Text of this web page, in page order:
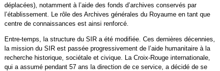
déplacées), notamment à l’aide des fonds d’archives conservés par
l’établissement. Le rôle des Archives générales du Royaume en tant que
centre de connaissances est ainsi renforcé.
Entre-temps, la structure du SIR a été modifiée. Ces dernières décennies,
la mission du SIR est passée progressivement de l’aide humanitaire à la
recherche historique, sociétale et civique. La Croix-Rouge internationale,
qui a assumé pendant 57 ans la direction de ce service, a décidé de se